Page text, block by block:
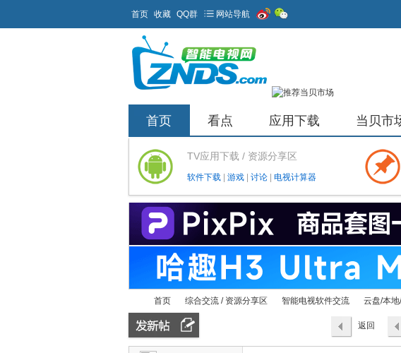
首页 收藏 QQ群 网站导航
首页 看点 应用下载 当贝市
TV应用下载 / 资源分享区
软件下载 游戏 讨论 电视计算器
首页 综合交流 / 资源分享区 智能电视软件交流 云盘/本
返回
列表